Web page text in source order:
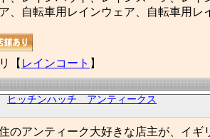
、自転車用レインウェア、自転車用レ
【 レインコート 】
ヒッチンハッチ アンティークス
のアンティーク大好きな店主が、イ